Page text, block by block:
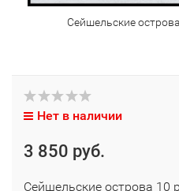
Сейшельские
Нет в наличии
3 850 руб.
Сейшельские острова 10